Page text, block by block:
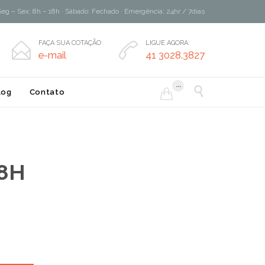
– Sex: 8h – 18h · Sábado: Fechado · Emergência: 24hr / 7dias
 FAÇA SUA COTAÇÃO
e-mail  LIGUE AGORA:
41 3028.3827
Contato 
... 